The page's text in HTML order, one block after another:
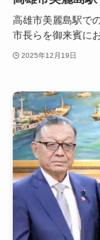
高雄市美麗島駅で
市長らを御来賓にお
2025年12月19日